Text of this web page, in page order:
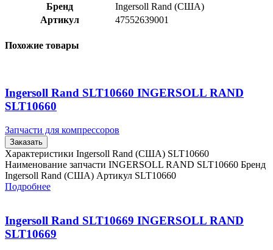
Бренд
Ingersoll Rand (США)
Артикул
47552639001
Похожие товары
Ingersoll Rand SLT10660 INGERSOLL RAND
SLT10660
Запчасти для компрессоров
Заказать
Характеристики Ingersoll Rand (США) SLT10660
Наименование запчасти INGERSOLL RAND SLT10660 Бренд
Ingersoll Rand (США) Артикул SLT10660
Подробнее
Ingersoll Rand SLT10669 INGERSOLL RAND
SLT10669